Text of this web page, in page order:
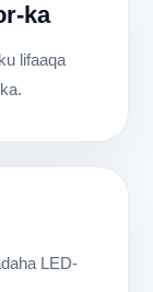
ka
lifaaqa
LED-